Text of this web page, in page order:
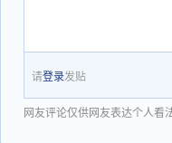
请登录发贴
网友评论仅供网友表达个人看